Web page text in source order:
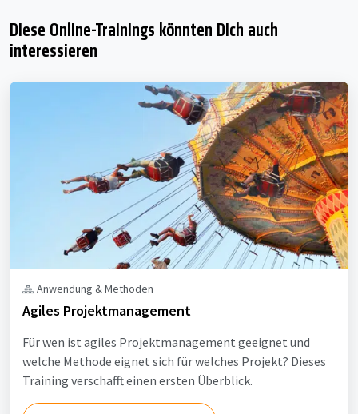
Diese Online-Trainings könnten Dich auch
interessieren
Anwendung & Methoden
Agiles Projektmanagement
Für wen ist agiles Projektmanagement geeignet und
welche Methode eignet sich für welches Projekt? Dieses
Training verschafft einen ersten Überblick.